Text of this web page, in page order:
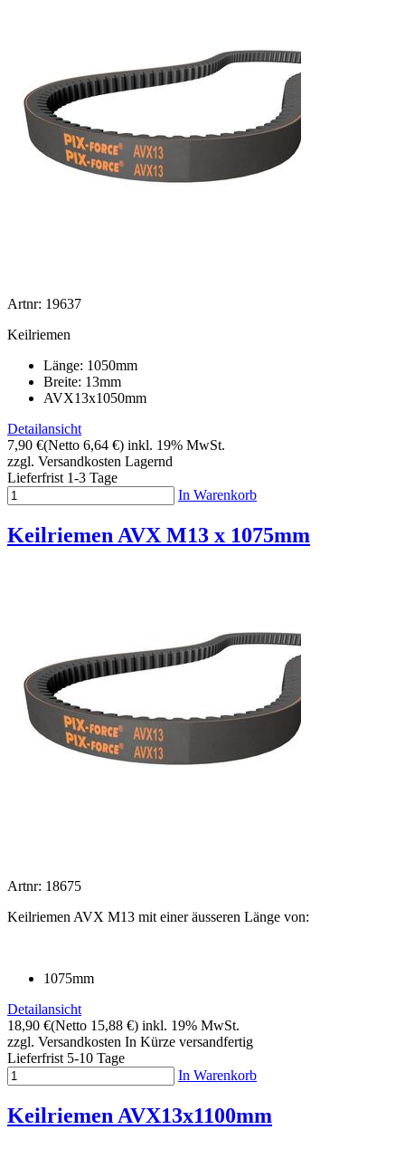
Artnr: 19637
Keilriemen
Länge: 1050mm
Breite: 13mm
AVX13x1050mm
Detailansicht
7,90 €(Netto 6,64 €) inkl. 19% MwSt.
zzgl. Versandkosten Lagernd
Lieferfrist 1-3 Tage
In Warenkorb
Keilriemen AVX M13 x 1075mm
Artnr: 18675
Keilriemen AVX M13 mit einer äusseren Länge von:
1075mm
Detailansicht
18,90 €(Netto 15,88 €) inkl. 19% MwSt.
zzgl. Versandkosten In Kürze versandfertig
Lieferfrist 5-10 Tage
In Warenkorb
Keilriemen AVX13x1100mm